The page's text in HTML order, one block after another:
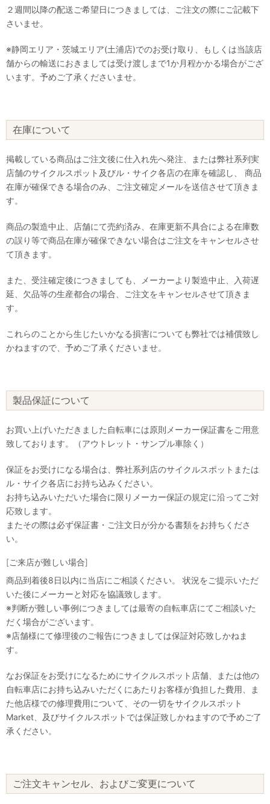
２週間以降の配送ご希望日につきましては、ご注文の際にご記載下
さいませ。
※静岡エリア・茨城エリア(土浦店)でのお受け取り、もしくは当該店
舗からの輸送におきましては受け渡しまで1か月程かかる場合がござ
います。予めご了承くださいませ。
在庫について
掲載している商品はご注文後に仕入れ先へ発注、または弊社系列実
店舗のサイクルスポット及びル・サイク各店の在庫を確認し、 商品
在庫が確保できる場合のみ、ご注文確定メールを送信させて頂きま
す。
商品の製造中止、店舗にて売約済み、在庫更新不具合による在庫数
の誤り等で商品在庫が確保できない場合はご注文をキャンセルさせ
て頂きます。
また、受注確定後につきましても、メーカーより製造中止、入荷遅
延、欠品等の生産都合の場合、ご注文をキャンセルさせて頂きま
す。
これらのことから生じたいかなる損害についても弊社では補償致し
かねますので、予めご了承くださいませ。
製品保証について
お買い上げいただきました自転車には原則メーカー保証書をご用意
致しております。（アウトレット・サンプル車除く）
保証をお受けになる場合は、弊社系列店のサイクルスポットまたは
ル・サイク各店にお持ち込みください。
お持ち込みいただいた場合に限りメーカー保証の規定に沿ってご対
応致します。
またその際は必ず保証書・ご注文日が分かる書類をお持ちくださ
い。
[ご来店が難しい場合]
商品到着後8日以内に当店にご相談ください。 状況をご提示いただ
いた後にメーカーと対応を協議致します。
※判断が難しい事例につきましては最寄の自転車店にてご相談いた
だく場合がございます。
※店舗様にて修理後のご報告につきましては保証対応致しかねま
す。
なお保証をお受けになるためにサイクルスポット店舗、または他の
自転車店にお持ち込みいただくにあたりお客様が負担した費用、ま
た他店様での修理費用について、その一切をサイクルスポット
Market、及びサイクルスポットでは保証致しかねますので予めご了
承ください。
ご注文キャンセル、およびご変更について